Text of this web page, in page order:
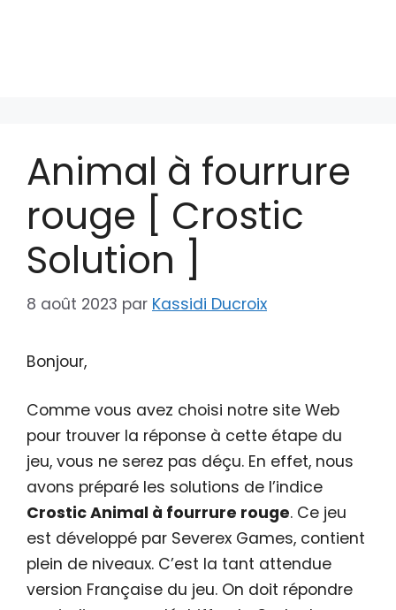
Animal à fourrure
rouge [ Crostic
Solution ]
8 août 2023 par Kassidi Ducroix
Bonjour,
Comme vous avez choisi notre site Web
pour trouver la réponse à cette étape du
jeu, vous ne serez pas déçu. En effet, nous
avons préparé les solutions de l’indice
Crostic Animal à fourrure rouge. Ce jeu
est développé par Severex Games, contient
plein de niveaux. C’est la tant attendue
version Française du jeu. On doit répondre